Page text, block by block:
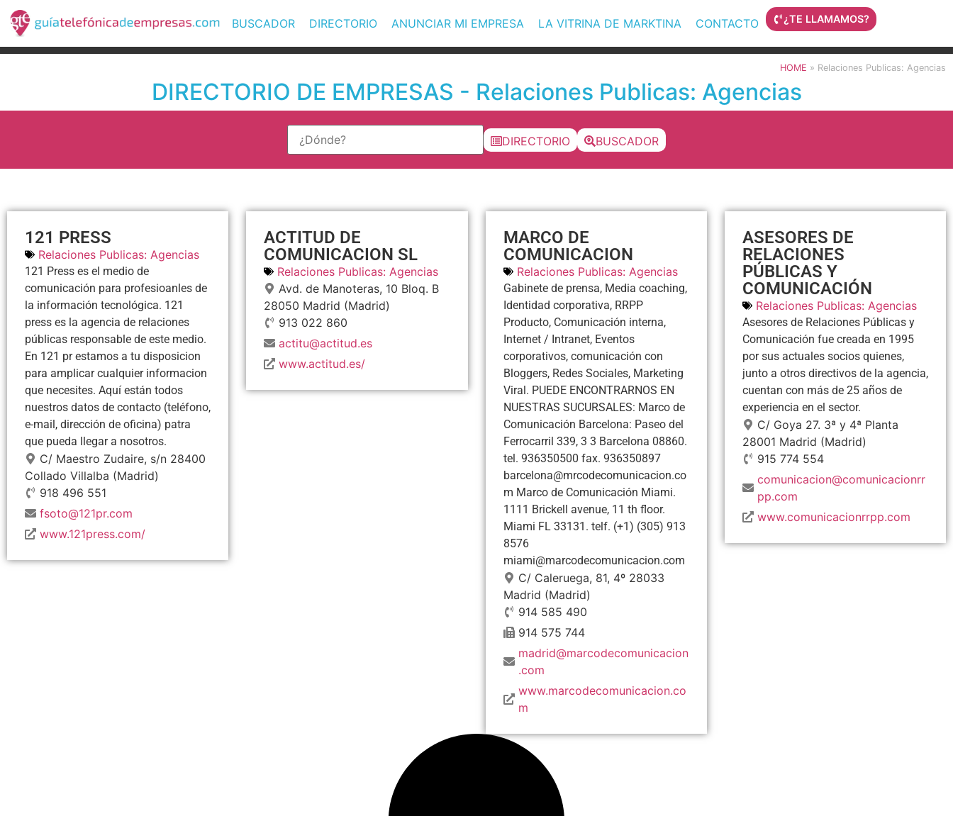
BUSCADOR DIRECTORIO ANUNCIAR MI EMPRESA LA VITRINA DE MARKTINA CONTACTO ¿TE LLAMAMOS?
HOME » Relaciones Publicas: Agencias
DIRECTORIO DE EMPRESAS - Relaciones Publicas: Agencias
DIRECTORIO BUSCADOR
121 PRESS
Relaciones Publicas: Agencias
121 Press es el medio de
comunicación para profesioanles de
la información tecnológica. 121
press es la agencia de relaciones
públicas responsable de este medio.
En 121 pr estamos a tu disposicion
para amplicar cualquier informacion
que necesites. Aquí están todos
nuestros datos de contacto (teléfono,
e-mail, dirección de oficina) patra
que pueda llegar a nosotros.
C/ Maestro Zudaire, s/n 28400
Collado Villalba (Madrid)
918 496 551
fsoto@121pr.com
www.121press.com/
ACTITUD DE
COMUNICACION SL
Relaciones Publicas: Agencias
Avd. de Manoteras, 10 Bloq. B
28050 Madrid (Madrid)
913 022 860
actitu@actitud.es
www.actitud.es/
MARCO DE
COMUNICACION
Relaciones Publicas: Agencias
Gabinete de prensa, Media coaching,
Identidad corporativa, RRPP
Producto, Comunicación interna,
Internet / Intranet, Eventos
corporativos, comunicación con
Bloggers, Redes Sociales, Marketing
Viral. PUEDE ENCONTRARNOS EN
NUESTRAS SUCURSALES: Marco de
Comunicación Barcelona: Paseo del
Ferrocarril 339, 3 3 Barcelona 08860.
tel. 936350500 fax. 936350897
barcelona@mrcodecomunicacion.co
m Marco de Comunicación Miami.
1111 Brickell avenue, 11 th floor.
Miami FL 33131. telf. (+1) (305) 913
8576
miami@marcodecomunicacion.com
C/ Caleruega, 81, 4º 28033
Madrid (Madrid)
914 585 490
914 575 744
madrid@marcodecomunicacion
.com
www.marcodecomunicacion.co
m
ASESORES DE
RELACIONES
PÚBLICAS Y
COMUNICACIÓN
Relaciones Publicas: Agencias
Asesores de Relaciones Públicas y
Comunicación fue creada en 1995
por sus actuales socios quienes,
junto a otros directivos de la agencia,
cuentan con más de 25 años de
experiencia en el sector.
C/ Goya 27. 3ª y 4ª Planta
28001 Madrid (Madrid)
915 774 554
comunicacion@comunicacionrr
pp.com
www.comunicacionrrpp.com